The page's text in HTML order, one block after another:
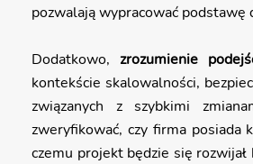
pozwalają wypracować podstawę
Dodatkowo, zrozumienie
kontekście skalowalności,
związanych z szybkimi
zweryfikować, czy firma posiada
czemu projekt będzie się